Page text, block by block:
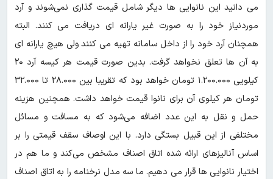
می دانید این نانوایی ها دیگر شامل قیمت گذاری نمی‌شوند و آرد
موردنیاز خود را به صورت غیر یارانه ای دریافت می کنند. البته
همچنان آرد خود را از داخل سامانه تهیه می کنند ولی هیچ یارانه ای
به آن ها تعلق نخواهد گرفت. بدین صورت قیمت هر کیسه آرد ۲۰
کیلویی ۱.۲۰۰.۰۰۰ تومان خواهد بود که تقریبا بین ۲۸.۰۰۰ تا ۳۲.۰۰۰
تومان هر کیلوی آن برای نانوا قیمت خواهد داشت. همچنین هزینه
حمل و نقل به این عدد اضافه می‌شود که به مسافت و مسائل
مختلفی از این قبیل بستگی دارد. با این اوصاف سقف قیمتی را بر
اساس آنالیزهای ارائه شده اتاق اصناف مشخص می‌کند و ما هم در
اختیار نانوایی ها قرار می دهیم. ما سه مدل نرخنامه را به اتاق اصناف